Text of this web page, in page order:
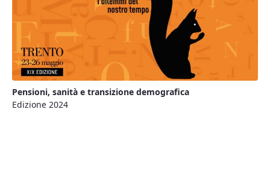
Pensioni, sanità e transizione demografica
Edizione 2024